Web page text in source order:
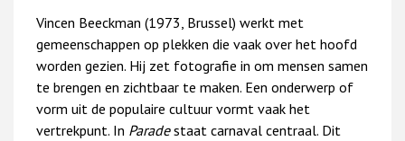
Vincen Beeckman (1973, Brussel) werkt met
gemeenschappen op plekken die vaak over het hoofd
worden gezien. Hij zet fotografie in om mensen samen
te brengen en zichtbaar te maken. Een onderwerp of
vorm uit de populaire cultuur vormt vaak het
vertrekpunt. In Paradestaat carnaval centraal. Dit